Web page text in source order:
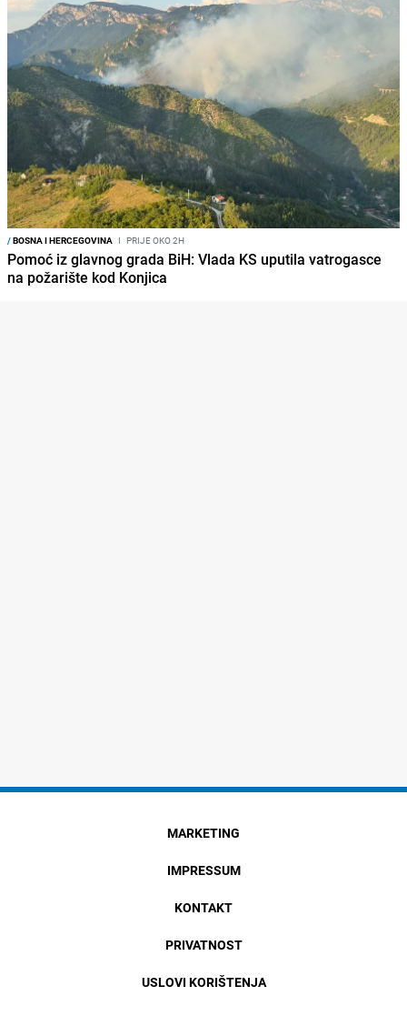
/BOSNA I HERCEGOVINA I PRIJE OKO 2H
Pomoć iz glavnog grada BiH: Vlada KS uputila vatrogasce
na požarište kod Konjica
MARKETING
IMPRESSUM
KONTAKT
PRIVATNOST
USLOVI KORIŠTENJA